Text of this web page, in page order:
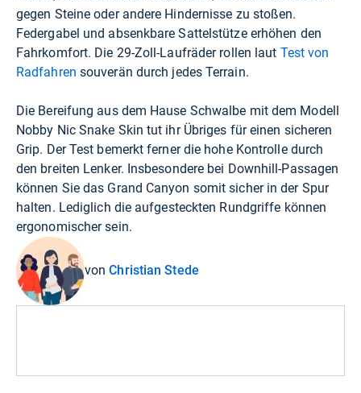
gegen Steine oder andere Hindernisse zu stoßen.
Federgabel und absenkbare Sattelstütze erhöhen den
Fahrkomfort. Die 29-Zoll-Laufräder rollen laut Test von
Radfahren souverän durch jedes Terrain.
Die Bereifung aus dem Hause Schwalbe mit dem Modell
Nobby Nic Snake Skin tut ihr Übriges für einen sicheren
Grip. Der Test bemerkt ferner die hohe Kontrolle durch
den breiten Lenker. Insbesondere bei Downhill-Passagen
können Sie das Grand Canyon somit sicher in der Spur
halten. Lediglich die aufgesteckten Rundgriffe können
ergonomischer sein.
vonChristian Stede